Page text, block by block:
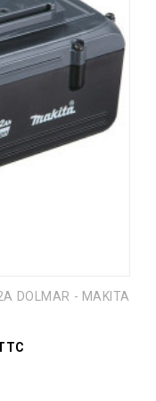
DOLMAR - MAKITA